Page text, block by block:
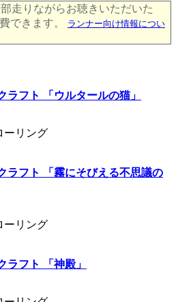
走りながらお聴きいただいた
できます。
ランナー向け情報につい
ラフト 「ウルタールの猫」
ーリング
ラフト 「霧にそびえる不思議の
ーリング
ラフト 「神殿」